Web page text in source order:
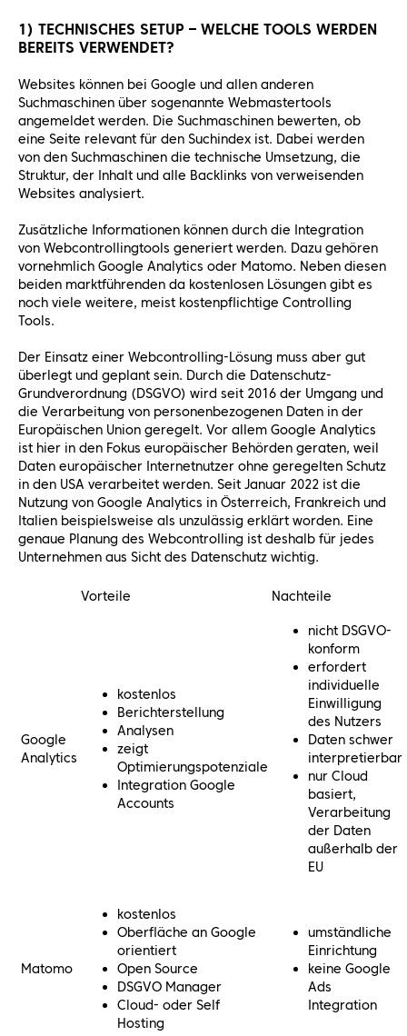
1) TECHNISCHES SETUP – WELCHE TOOLS WERDEN
BEREITS VERWENDET?
Websites können bei Google und allen anderen
Suchmaschinen über sogenannte Webmastertools
angemeldet werden. Die Suchmaschinen bewerten, ob
eine Seite relevant für den Suchindex ist. Dabei werden
von den Suchmaschinen die technische Umsetzung, die
Struktur, der Inhalt und alle Backlinks von verweisenden
Websites analysiert.
Zusätzliche Informationen können durch die Integration
von Webcontrollingtools generiert werden. Dazu gehören
vornehmlich Google Analytics oder Matomo. Neben diesen
beiden marktführenden da kostenlosen Lösungen gibt es
noch viele weitere, meist kostenpflichtige Controlling
Tools.
Der Einsatz einer Webcontrolling-Lösung muss aber gut
überlegt und geplant sein. Durch die Datenschutz-
Grundverordnung (DSGVO) wird seit 2016 der Umgang und
die Verarbeitung von personenbezogenen Daten in der
Europäischen Union geregelt. Vor allem Google Analytics
ist hier in den Fokus europäischer Behörden geraten, weil
Daten europäischer Internetnutzer ohne geregelten Schutz
in den USA verarbeitet werden. Seit Januar 2022 ist die
Nutzung von Google Analytics in Österreich, Frankreich und
Italien beispielsweise als unzulässig erklärt worden. Eine
genaue Planung des Webcontrolling ist deshalb für jedes
Unternehmen aus Sicht des Datenschutz wichtig.
Vorteile Nachteile
Google
Analytics
kostenlos
Berichterstellung
Analysen
zeigt
Optimierungspotenziale
Integration Google
Accounts
nicht DSGVO-
konform
erfordert
individuelle
Einwilligung
des Nutzers
Daten schwer
interpretierbar
nur Cloud
basiert,
Verarbeitung
der Daten
außerhalb der
EU
Matomo
kostenlos
Oberfläche an Google
orientiert
Open Source
DSGVO Manager
Cloud- oder Self
Hosting
umständliche
Einrichtung
keine Google
Ads
Integration